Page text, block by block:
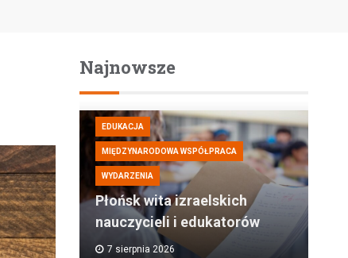
Najnowsze
EDUKACJA
MIĘDZYNARODOWA WSPÓŁPRACA
WYDARZENIA
Płońsk wita izraelskich
nauczycieli i edukatorów
7 sierpnia 2026